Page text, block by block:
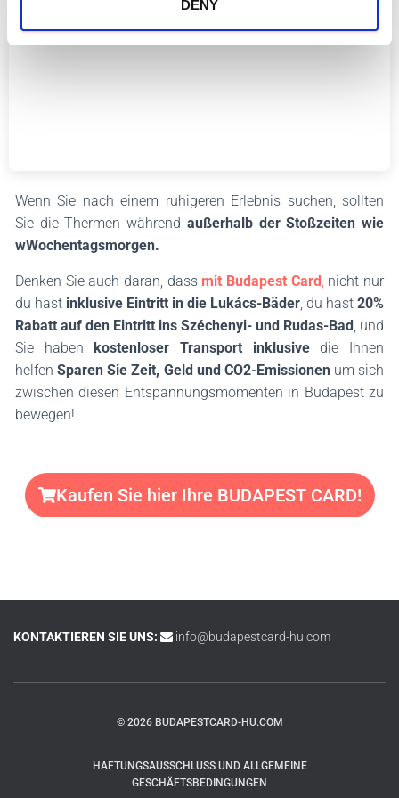
DENY
Wenn Sie nach einem ruhigeren Erlebnis suchen, sollten
Sie die Thermen während außerhalb der Stoßzeiten wie
wWochentagsmorgen.
Denken Sie auch daran, dass mit Budapest Card, nicht nur
du hast inklusive Eintritt in die Lukács-Bäder, du hast 20%
Rabatt auf den Eintritt ins Széchenyi- und Rudas-Bad, und
Sie habenkostenloser Transport inklusivedie Ihnen
helfenSparen Sie Zeit, Geld und CO2-Emissionenum sich
zwischen diesen Entspannungsmomenten in Budapest zu
bewegen!
Kaufen Sie hier Ihre BUDAPEST CARD!
KONTAKTIEREN SIE UNS: info@budapestcard-hu.com
© 2026 BUDAPESTCARD-HU.COM
HAFTUNGSAUSSCHLUSS UND ALLGEMEINE
GESCHÄFTSBEDINGUNGEN